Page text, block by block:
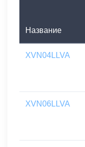
Название
XVN04LLVA
XVN06LLVA